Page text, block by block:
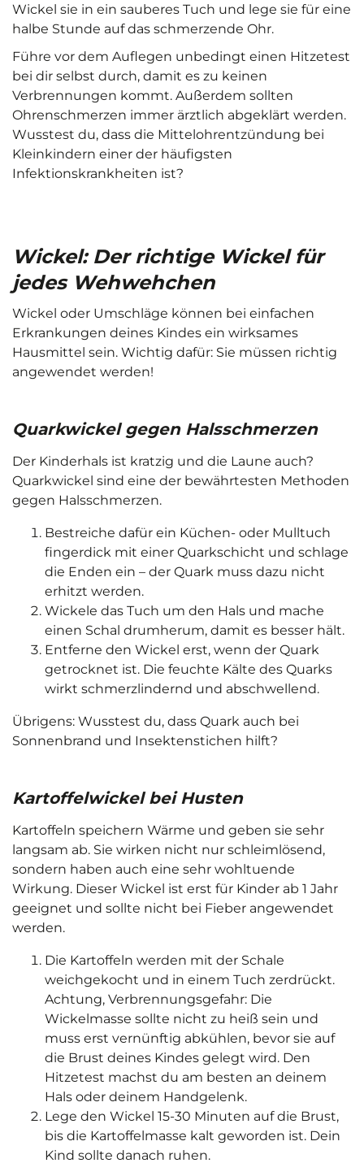
Wickel sie in ein sauberes Tuch und lege sie für eine
halbe Stunde auf das schmerzende Ohr.
Führe vor dem Auflegen unbedingt einen Hitzetest
bei dir selbst durch, damit es zu keinen
Verbrennungen kommt. Außerdem sollten
Ohrenschmerzen immer ärztlich abgeklärt werden.
Wusstest du, dass die Mittelohrentzündung bei
Kleinkindern einer der häufigsten
Infektionskrankheiten ist?
Wickel: Der richtige Wickel für
jedes Wehwehchen
Wickel oder Umschläge können bei einfachen
Erkrankungen deines Kindes ein wirksames
Hausmittel sein. Wichtig dafür: Sie müssen richtig
angewendet werden!
Quarkwickel gegen Halsschmerzen
Der Kinderhals ist kratzig und die Laune auch?
Quarkwickel sind eine der bewährtesten Methoden
gegen Halsschmerzen.
Bestreiche dafür ein Küchen- oder Mulltuch
fingerdick mit einer Quarkschicht und schlage
die Enden ein – der Quark muss dazu nicht
erhitzt werden.
Wickele das Tuch um den Hals und mache
einen Schal drumherum, damit es besser hält.
Entferne den Wickel erst, wenn der Quark
getrocknet ist. Die feuchte Kälte des Quarks
wirkt schmerzlindernd und abschwellend.
Übrigens: Wusstest du, dass Quark auch bei
Sonnenbrand und Insektenstichen hilft?
Kartoffelwickel bei Husten
Kartoffeln speichern Wärme und geben sie sehr
langsam ab. Sie wirken nicht nur schleimlösend,
sondern haben auch eine sehr wohltuende
Wirkung. Dieser Wickel ist erst für Kinder ab 1 Jahr
geeignet und sollte nicht bei Fieber angewendet
werden.
Die Kartoffeln werden mit der Schale
weichgekocht und in einem Tuch zerdrückt.
Achtung, Verbrennungsgefahr: Die
Wickelmasse sollte nicht zu heiß sein und
muss erst vernünftig abkühlen, bevor sie auf
die Brust deines Kindes gelegt wird. Den
Hitzetest machst du am besten an deinem
Hals oder deinem Handgelenk.
Lege den Wickel 15-30 Minuten auf die Brust,
bis die Kartoffelmasse kalt geworden ist. Dein
Kind sollte danach ruhen.